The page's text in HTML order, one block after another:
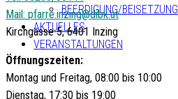
BEERDIGUNG/BEISETZUNG
AKTUELLES
VERANSTALTUNGEN
Mail: pfarre.inzing@dibk.at
Kirchgasse 5, 6401 Inzing
Öffnungszeiten:
Montag und Freitag, 08:00 bis 10:00
Dienstag, 17:30 bis 19:00